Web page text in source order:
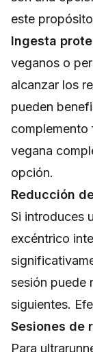
este
Ingesta
veganos o
alcanzar los
pueden
complemento
vegana
opción.
Reducción
Si introduces
excéntrico
sesión puede
siguientes.
Sesiones de
Para